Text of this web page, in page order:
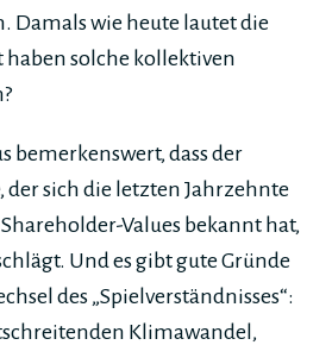
Damals wie heute lautet die
haben solche kollektiven
bemerkenswert, dass der
der sich die letzten Jahrzehnte
Values bekannt hat,
Und es gibt gute Gründe
des „Spielverständnisses“:
Klimawandel,